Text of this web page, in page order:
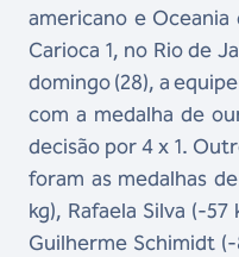
americano e
Carioca 1, no Rio de
domingo (28), a
com a medalha de
decisão por 4 x 1.
foram as medalhas
kg), Rafaela Silva (-
Guilherme Schimidt (-